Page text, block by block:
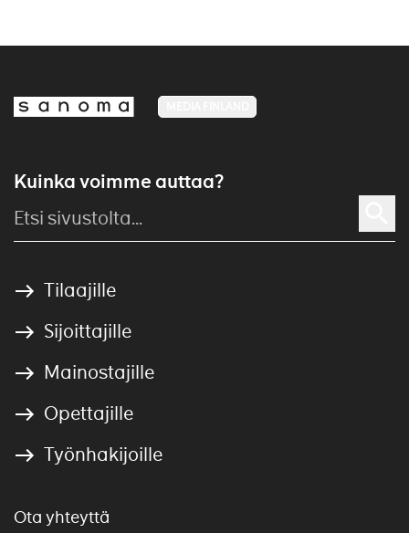
Kuinka voimme auttaa?
Tilaajille
Sijoittajille
Mainostajille
Opettajille
Työnhakijoille
Ota yhteyttä